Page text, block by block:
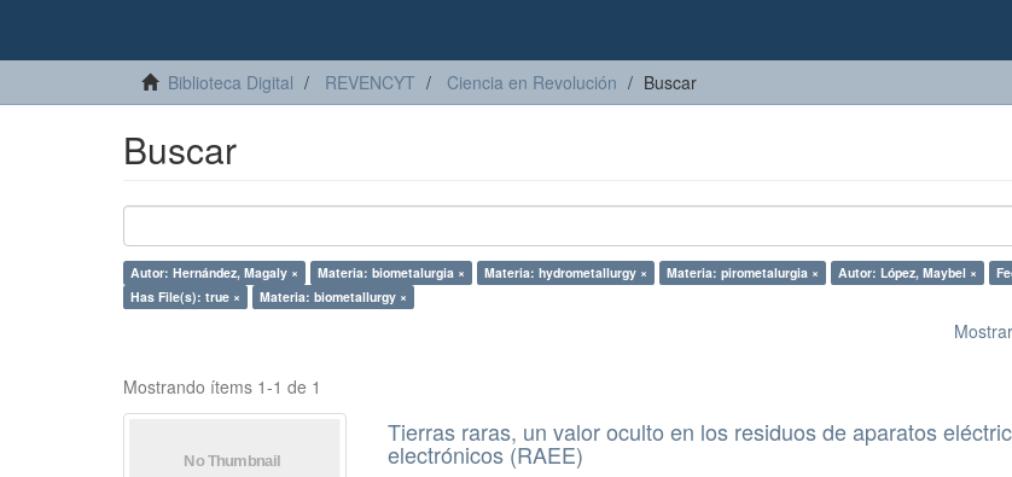
Biblioteca Digital REVENCYT Ciencia en Revolución Buscar
Buscar
Autor: Hernández, Magaly × Materia: biometalurgia × Materia: hydrometallurgy × Materia: pirometalurgia × Autor: López, Maybel ×
Has File(s): true ×
Materia: biometallurgy ×
Mostrando ítems 1-1 de 1
Tierras raras, un valor oculto en los residuos de aparatos
electrónicos (RAEE)